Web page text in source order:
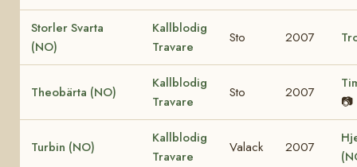
Storler Svarta
(NO)
Kallblodig
Travare
Sto 2007
Theobärta (NO)
Kallblodig
Travare
Sto 2007
📷
Turbin (NO)
Kallblodig
Travare
Valack 2007